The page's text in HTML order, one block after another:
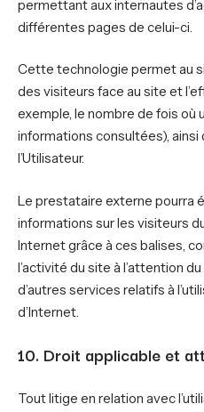
permettant aux internautes
différentes pages de celui-ci.
Cette technologie permet au
des visiteurs face au site et
exemple, le nombre de fois
informations consultées), ainsi
l’Utilisateur.
Le prestataire externe pourra
informations sur les visiteurs
Internet grâce à ces balises,
l’activité du site à l’attention
d’autres services relatifs à
d’Internet.
10. Droit applicable et
Tout litige en relation avec